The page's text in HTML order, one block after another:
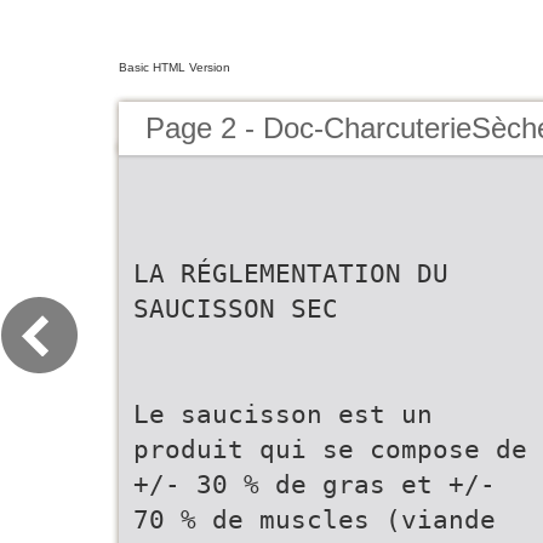
Basic HTML Version
Page 2 - Doc-
LA RÉGLEMENTATION DU
SAUCISSON SEC
Le saucisson est un
produit qui se compose de
+/- 30 % de gras et +/-
70 % de muscles (viande